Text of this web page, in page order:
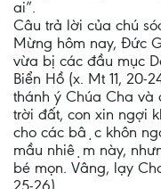
ai”.
Câu trả lời của chú
Mừng hôm nay, Đức
vừa bị các đầu mục
Biển Hồ (x. Mt 11,
thánh ý Chúa Cha và
trời đất, con xin ngợi
cho các bậc khôn
mầu nhiệm này,
bé mọn. Vâng, lạy
25-26).